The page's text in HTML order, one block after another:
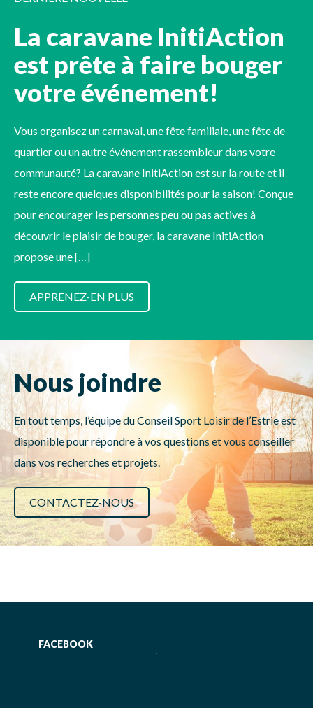
La caravane InitiAction
est prête à faire bouger
votre événement!
Vous organisez un carnaval, une fête familiale, une fête de
quartier ou un autre événement rassembleur dans votre
communauté? La caravane InitiAction est sur la route et il
reste encore quelques disponibilités pour la saison! Conçue
pour encourager les personnes peu ou pas actives à
découvrir le plaisir de bouger, la caravane InitiAction
propose une […]
APPRENEZ-EN PLUS
Nous joindre
En tout temps, l’équipe du Conseil Sport Loisir de l’Estrie est
disponible pour répondre à vos questions et vous conseiller
dans vos recherches et projets.
CONTACTEZ-NOUS
FACEBOOK